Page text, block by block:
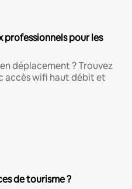
professionnels pour les
déplacement ? Trouvez
accès wifi haut débit et
de tourisme ?